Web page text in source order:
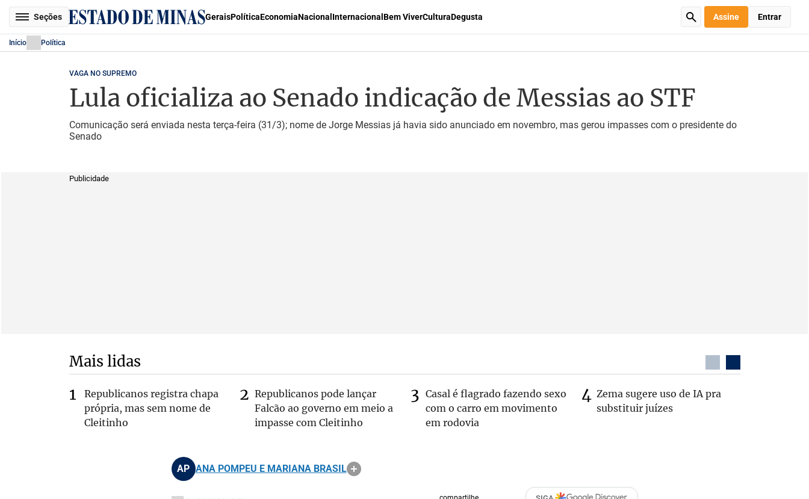
Seções GeraisPolíticaEconomiaNacional Internacional Bem ViverCulturaDegusta Assine Entrar
Início Política
VAGA NO SUPREMO
Lula oficializa ao Senado indicação de Messias ao STF
Comunicação será enviada nesta terça-feira (31/3); nome de Jorge Messias já havia sido anunciado em novembro, mas gerou impasses com o presidente do
Senado
Publicidade
Mais lidas
Republicanos registra chapa
própria, mas sem nome de
Cleitinho
Republicanos pode lançar
Falcão ao governo em meio a
impasse com Cleitinho
Casal é flagrado fazendo sexo
com o carro em movimento
em rodovia
Zema sugere uso de IA pra
substituir juízes
AP ANA POMPEU E MARIANA BRASIL